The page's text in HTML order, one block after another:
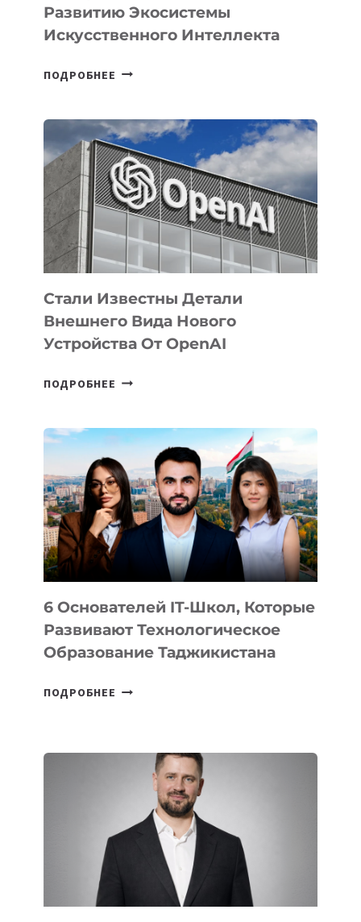
Развитию Экосистемы
Искусственного Интеллекта
ПОДРОБНЕЕ
ПРИОРИТЕТНЫЕ
ЗАДАЧИ
ПО
РАЗВИТИЮ
ЭКОСИСТЕМЫ
ИСКУССТВЕННОГО
ИНТЕЛЛЕКТА
Стали Известны Детали
Внешнего Вида Нового
Устройства От OpenAI
ПОДРОБНЕЕ СТАЛИ
ВНЕШНЕГО
ВИДА
НОВОГО
УСТРОЙСТВА
ОТ
OPENAI
6 Основателей IT-Школ, Которые
Развивают Технологическое
Образование Таджикистана
ПОДРОБНЕЕ
КОТОРЫЕ
РАЗВИВАЮТ
ТЕХНОЛОГИЧЕСКОЕ
ОБРАЗОВАНИЕ
ТАДЖИКИСТАНА